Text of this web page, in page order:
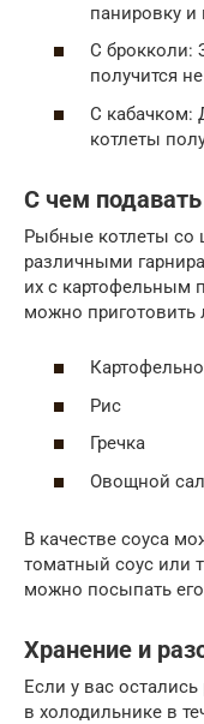
панировку и
С брокколи:
получится
С кабачком:
котлеты
С чем подавать
Рыбные котлеты со
различными
их с картофельным
можно приготовить
Рис
Гречка
Овощной
В качестве соуса
томатный соус или
можно посыпать
Хранение и
Если у вас
в холодильнике в